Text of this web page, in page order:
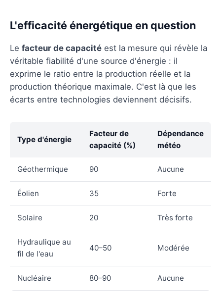
L'efficacité énergétique en question
Le facteur de capacité est la mesure qui révèle la
véritable fiabilité d'une source d'énergie : il
exprime le ratio entre la production réelle et la
production théorique maximale. C'est là que les
écarts entre technologies deviennent décisifs.
Type d'énergie
Facteur de
capacité (%)
Dépendance
météo
Géothermique 90 Aucune
Éolien 35 Forte
Solaire 20 Très forte
Hydraulique au
fil de l'eau
40–50 Modérée
Nucléaire 80–90 Aucune